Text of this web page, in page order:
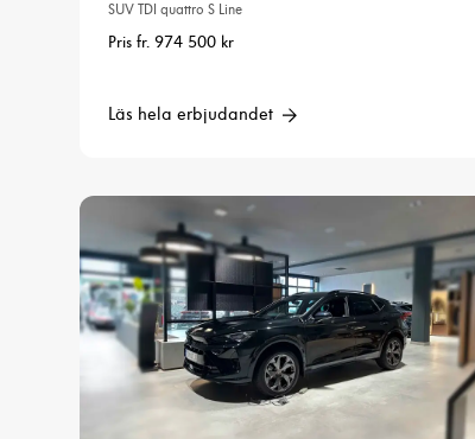
SUV TDI quattro S Line
Pris fr. 974 500 kr
Läs hela erbjudandet